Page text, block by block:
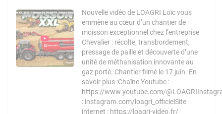
Nouvelle vidéo de LOAGRI Loïc vous
emmène au cœur d’un chantier de
moisson exceptionnel chez l’entreprise
Chevalier : récolte, transbordement,
pressage de paille et découverte d’une
unité de méthanisation innovante au
gaz porté. Chantier filmé le 17 juin. En
savoir plus :Chaîne Youtube :
https://www.youtube.com/
: instagram.com/loagri_officielSite
internet : https://loagri-video.fr/